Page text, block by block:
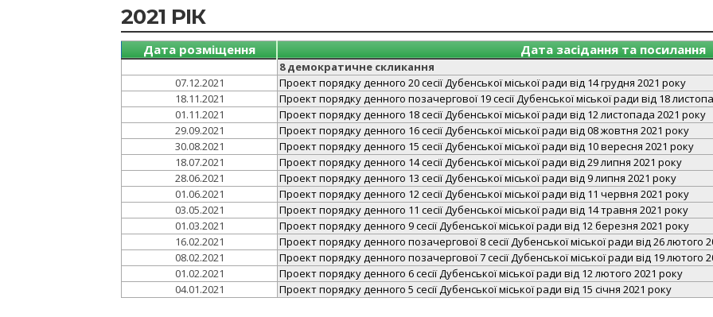
2021 РІК
Дата розміщення Дата засідання та посилання
8 демократичне скликання
07.12.2021
Проект порядку денного 20 сесії Дубенської міської ради від 14 грудня 2021 року
18.11.2021
Проект порядку денного позачергової 19 сесії Дубенської міської ради від 18
01.11.2021
Проект порядку денного 18 сесії Дубенської міської ради від 12 листопада 2021 року
29.09.2021
Проект порядку денного 16 сесії Дубенської міської ради від 08 жовтня 2021 року
30.08.2021
Проект порядку денного 15 сесії Дубенської міської ради від 10 вересня 2021 року
18.07.2021
Проект порядку денного 14 сесії Дубенської міської ради від 29 липня 2021 року
28.06.2021
Проект порядку денного 13 сесії Дубенської міської ради від 9 липня 2021 року
01.06.2021
Проект порядку денного 12 сесії Дубенської міської ради від 11 червня 2021 року
03.05.2021
Проект порядку денного 11 сесії Дубенської міської ради від 14 травня 2021 року
01.03.2021
Проект порядку денного 9 сесії Дубенської міської ради від 12 березня 2021 року
16.02.2021
Проект порядку денного позачергової 8 сесії Дубенської міської ради від 26 лютого
08.02.2021
Проект порядку денного позачергової 7 сесії Дубенської міської ради від 19 лютого
01.02.2021
Проект порядку денного 6 сесії Дубенської міської ради від 12 лютого 2021 року
04.01.2021
Проект порядку денного 5 сесії Дубенської міської ради від 15 січня 2021 року